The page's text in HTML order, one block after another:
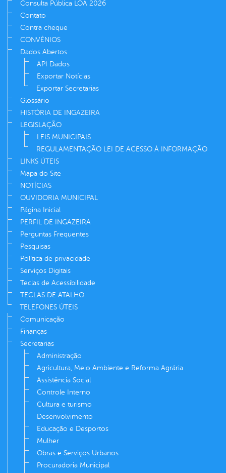
Consulta Pública LOA 2026
Contato
Contra cheque
CONVÊNIOS
Dados Abertos
API Dados
Exportar Notícias
Exportar Secretarias
Glossário
HISTÓRIA DE INGAZEIRA
LEGISLAÇÃO
LEIS MUNICIPAIS
REGULAMENTAÇÃO LEI DE ACESSO À INFORMAÇÃO
LINKS ÚTEIS
Mapa do Site
NOTÍCIAS
OUVIDORIA MUNICIPAL
Página Inicial
PERFIL DE INGAZEIRA
Perguntas Frequentes
Pesquisas
Política de privacidade
Serviços Digitais
Teclas de Acessibilidade
TECLAS DE ATALHO
TELEFONES ÚTEIS
Comunicação
Finanças
Secretarias
Administração
Agricultura, Meio Ambiente e Reforma Agrária
Assistência Social
Controle Interno
Cultura e turismo
Desenvolvimento
Educação e Desportos
Mulher
Obras e Serviços Urbanos
Procuradoria Municipal